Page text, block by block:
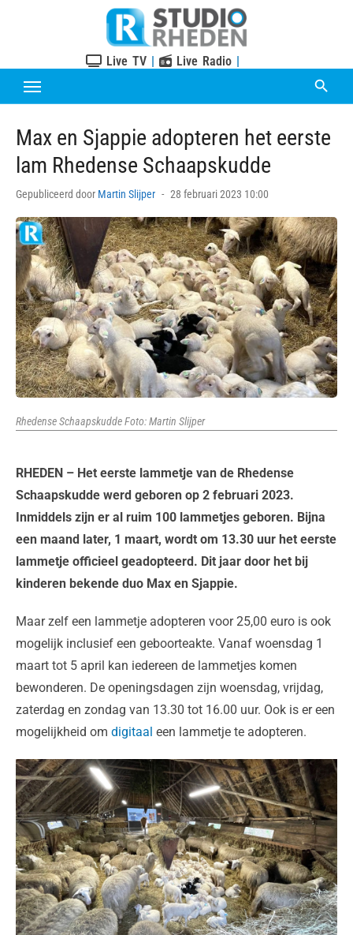
Live TV | Live Radio |
Max en Sjappie adopteren het eerste
lam Rhedense Schaapskudde
Gepubliceerd door Martin Slijper
Posted
28 februari 2023 10:00
Rhedense Schaapskudde Foto: Martin Slijper
RHEDEN – Het eerste lammetje van de Rhedense
Schaapskudde werd geboren op 2 februari 2023.
Inmiddels zijn er al ruim 100 lammetjes geboren. Bijna
een maand later, 1 maart, wordt om 13.30 uur het eerste
lammetje officieel geadopteerd. Dit jaar door het bij
kinderen bekende duo Max en Sjappie.
Maar zelf een lammetje adopteren voor 25,00 euro is ook
mogelijk inclusief een geboorteakte. Vanaf woensdag 1
maart tot 5 april kan iedereen de lammetjes komen
bewonderen. De openingsdagen zijn woensdag, vrijdag,
zaterdag en zondag van 13.30 tot 16.00 uur. Ook is er een
mogelijkheid om digitaal een lammetje te adopteren.